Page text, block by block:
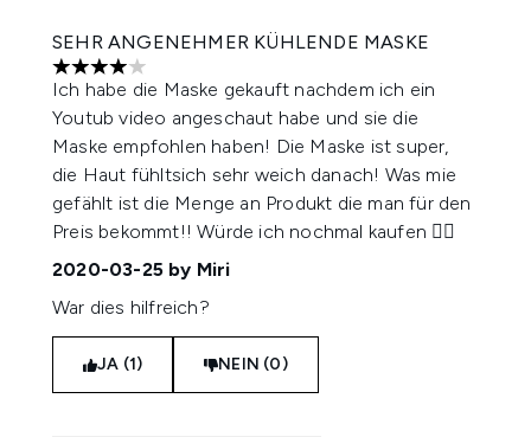
SEHR ANGENEHMER KÜHLENDE MASKE
4 stars out of a maximum of 5
Ich habe die Maske gekauft nachdem ich ein
Youtub video angeschaut habe und sie die
Maske empfohlen haben! Die Maske ist super,
die Haut fühltsich sehr weich danach! Was mie
gefählt ist die Menge an Produkt die man für den
Preis bekommt!! Würde ich nochmal kaufen 👍🏽
2020-03-25 by Miri
War dies hilfreich?
JA (1) NEIN (0)